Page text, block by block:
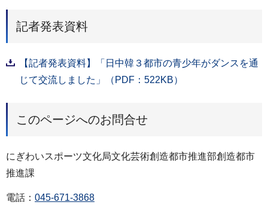
記者発表資料
【記者発表資料】「日中韓３都市の青少年がダンスを通
じて交流しました」（PDF：522KB）
このページへのお問合せ
にぎわいスポーツ文化局文化芸術創造都市推進部創造都市
推進課
電話： 045-671-3868